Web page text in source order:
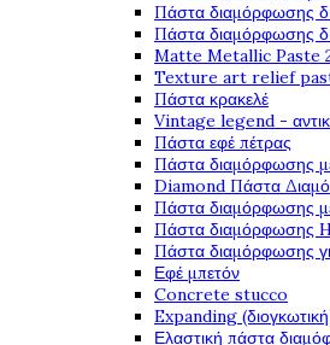
Πάστα διαμόρφωσης
Πάστα διαμόρφωσης
Matte Metallic Paste
Texture art relief
Πάστα κρακελέ
Vintage legend -
Πάστα εφέ πέτρας
Πάστα διαμόρφωσης
Diamond Πάστα
Πάστα διαμόρφωσης
Πάστα διαμόρφωσης
Πάστα διαμόρφωσης
Εφέ μπετόν
Concrete stucco
Expanding
Ελαστική πάστα